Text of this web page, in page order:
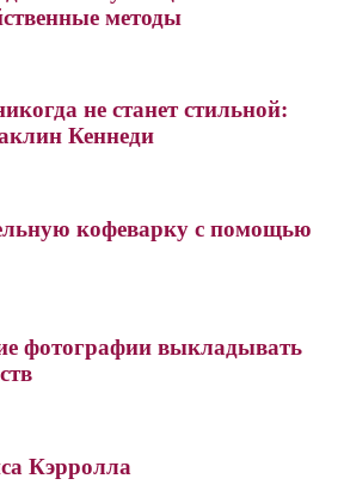
методы
не станет стильной:
Кеннеди
кофеварку с помощью
фотографии выкладывать
Кэрролла